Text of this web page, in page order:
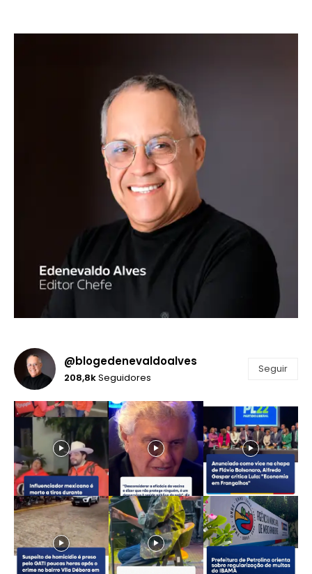
@blogedenevaldoalves
208,8kSeguidores
Seguir